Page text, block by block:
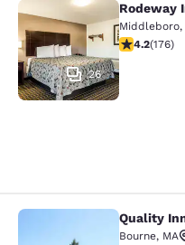
Rodeway Inn
26
Rodeway
Middleboro,
Calificación
4.2(176)
Quality InnQuality
Bourne, MA